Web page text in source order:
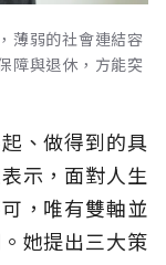
薄弱的社會連結容
障與退休，方能突
、做得到的具
示，面對人生
，唯有雙軸並
她提出三大策